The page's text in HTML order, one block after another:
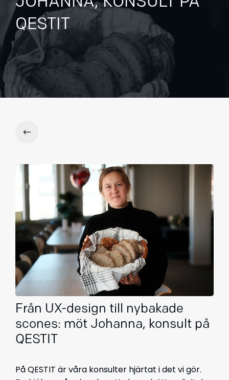
QESTIT
Från UX-design till nybakade
scones: möt Johanna, konsult på
QESTIT
På QESTIT är våra konsulter hjärtat i det vi gör.